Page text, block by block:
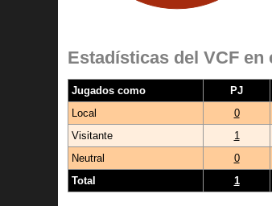
Estadísticas del VCF
Jugados como PJ
Local
0
Visitante
1
Neutral
0
Total
1